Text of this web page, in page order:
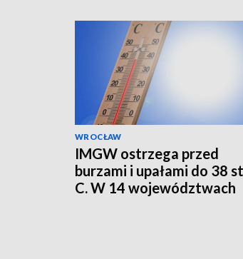
WROCŁAW
IMGW ostrzega przed
burzami i upałami do 38
C. W 14 województwach